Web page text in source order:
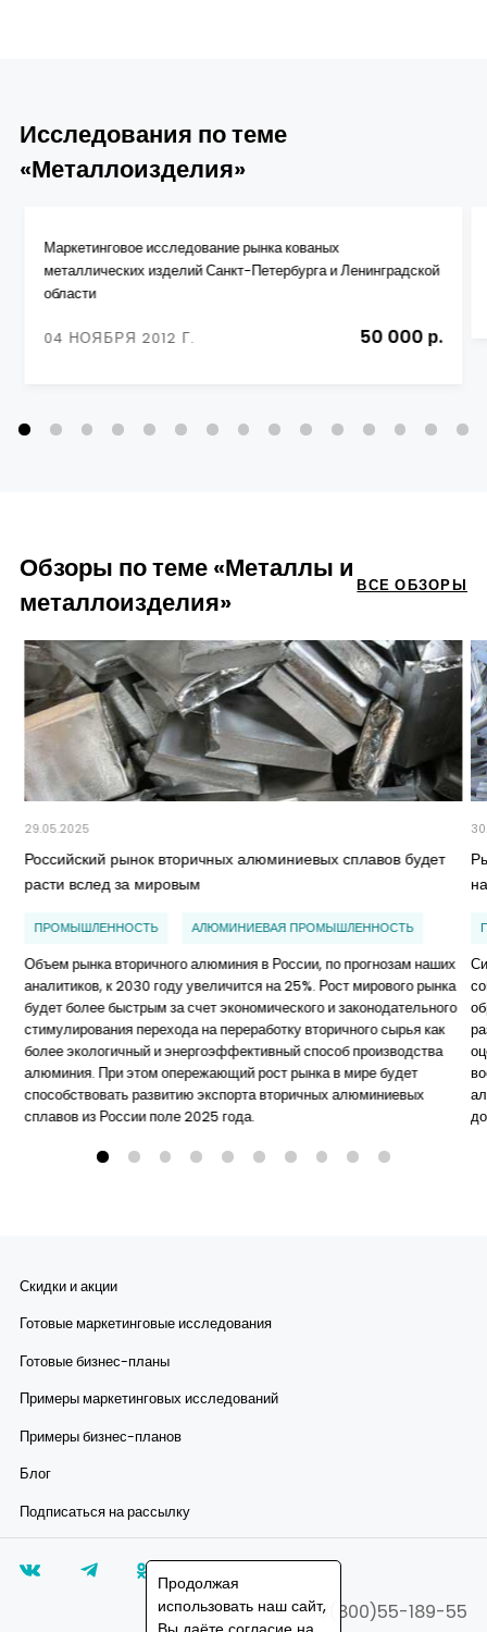
Исследования по теме
«Металлоизделия»
Маркетинговое исследование рынка кованых
металлических изделий Санкт-Петербурга и Ленинградской
области
04 НОЯБРЯ 2012 Г. 50 000 р.
Обзоры по теме «Металлы и
металлоизделия»
ВСЕ ОБЗОРЫ
29.05.2025
Российский рынок вторичных алюминиевых сплавов будет
расти вслед за мировым
ПРОМЫШЛЕННОСТЬ АЛЮМИНИЕВАЯ ПРОМЫШЛЕННОСТЬ
Объем рынка вторичного алюминия в России, по прогнозам наших
аналитиков, к 2030 году увеличится на 25%. Рост мирового рынка
будет более быстрым за счет экономического и законодательного
стимулирования перехода на переработку вторичного сырья как
более экологичный и энергоэффективный способ производства
алюминия. При этом опережающий рост рынка в мире будет
способствовать развитию экспорта вторичных алюминиевых
сплавов из России поле 2025 года.
Скидки и акции
Готовые маркетинговые исследования
Готовые бизнес-планы
Примеры маркетинговых исследований
Примеры бизнес-планов
Блог
Подписаться на рассылку
8(800)55-189-55
Продолжая
использовать наш сайт,